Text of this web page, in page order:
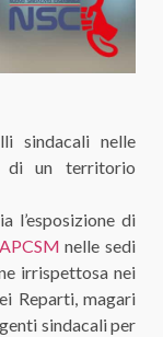
sindacali nelle
di un territorio
l’esposizione di
APCSM nelle sedi
irrispettosa nei
Reparti, magari
sindacali per